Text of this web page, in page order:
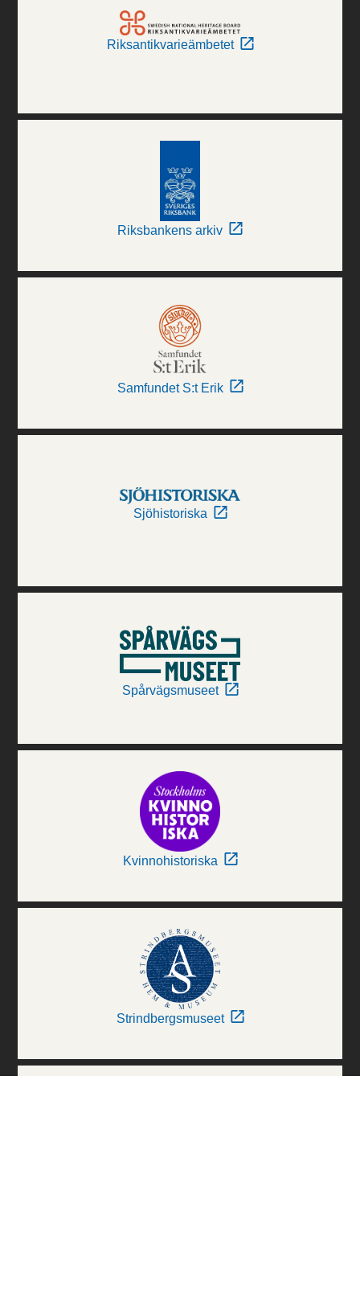
Riksantikvarieämbetet
Riksbankens arkiv
Samfundet S:t Erik
Sjöhistoriska
Spårvägsmuseet
Kvinnohistoriska
Strindbergsmuseet